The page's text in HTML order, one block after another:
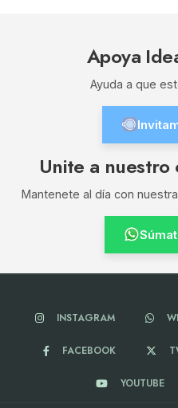
Apoya
Ayuda a que
Unite a
Mantenete al día con
INSTAGRAM
FACEBOOK
YOUTUBE